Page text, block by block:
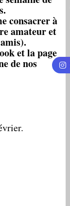
consacrer à
amateur et
et la page
de nos